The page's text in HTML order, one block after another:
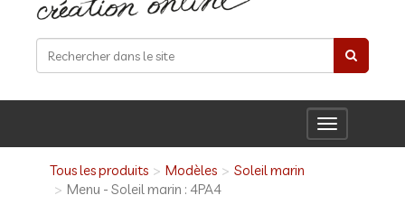
Toggle
navigation
Tous les produits
Modèles
Soleil marin
Menu - Soleil marin : 4PA4